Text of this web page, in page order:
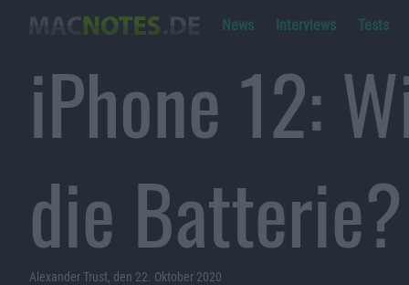
News Interviews Tests
iPhone 12:
die Batterie?
Alexander Trust, den 22. Oktober 2020